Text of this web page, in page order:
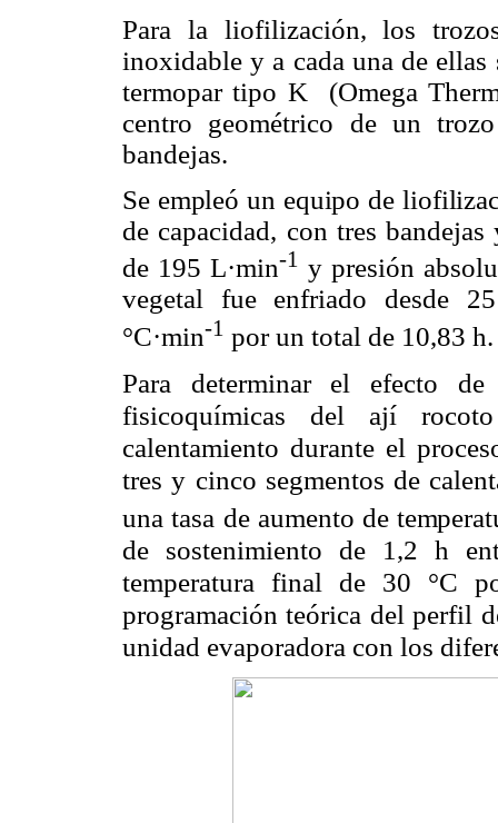
Para la liofilización, los
inoxidable y a cada una de
termopar tipo K (Omega
centro geométrico de un
bandejas.
Se empleó un equipo de
de capacidad, con tres
de 195 L·min-1 y presión
vegetal fue enfriado desde 25
°C·min-1 por un total de 10,83 h.
Para determinar el efecto
fisicoquímicas del ají
calentamiento durante el
tres y cinco segmentos de
una tasa de aumento de
de sostenimiento de 1,2 h
temperatura final de 30
programación teórica del perfil
unidad evaporadora con los